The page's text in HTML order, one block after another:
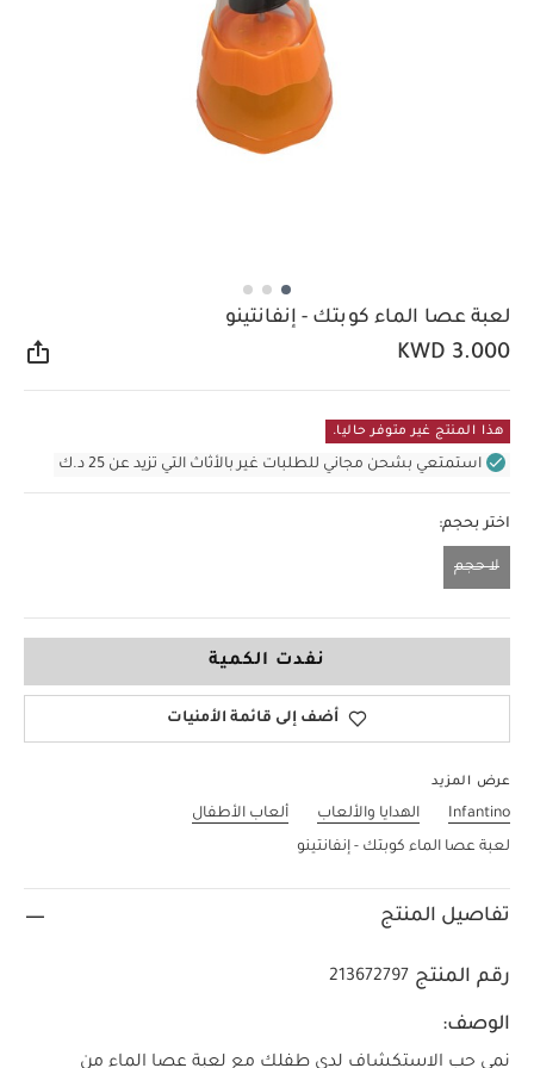
لعبة عصا الماء كوبتك - إنفانتينو
KWD 3.000
هذا المنتج غير متوفر حاليا.
استمتعي بشحن مجاني للطلبات غير بالأثاث التي تزيد عن 25 د.ك
اختر بحجم:
لا حجم
نفدت الكمية
أضف إلى قائمة الأمنيات
عرض المزيد
Infantino الهدايا والألعاب
ألعاب الأطفال
لعبة عصا الماء كوبتك - إنفانتينو
تفاصيل المنتج
رقم المنتج 213672797
الوصف:
نمي حب الاستكشاف لدى طفلك مع لعبة عصا الماء من